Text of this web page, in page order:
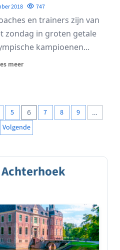
2018 747
en trainers zijn van
zondag in groten getale
kampioenen...
meer
5 6 7 8 9 …
Volgende